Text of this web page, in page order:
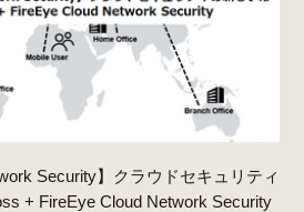
Security】クラウドセキュリティ
+ FireEye Cloud Network Security